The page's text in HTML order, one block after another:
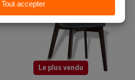
Le plus vendu